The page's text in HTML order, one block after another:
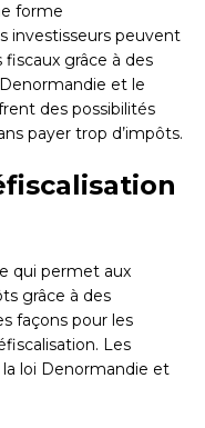
forme
investisseurs peuvent
grâce à des
et le
des possibilités
payer trop d’impôts.
qui permet aux
grâce à des
façons pour les
Les
loi Denormandie et